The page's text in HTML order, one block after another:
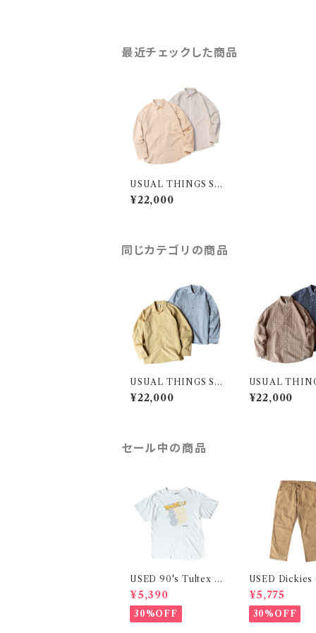
最近チェックした商品
USUAL THINGS SC
RUTINY SHIRT "U
SUAL"
¥22,000
同じカテゴリの商品
USUAL THINGS SC
RUTINY SHIRT "C
LASSIC"
¥22,000
USUAL
RUTINY
DOTS"
¥22,000
セール中の商品
USED 90's Tultex P
rinted S/S Tee
¥5,390
30%OFF
USED Dickies
enter Pants
¥5,775
30%OFF